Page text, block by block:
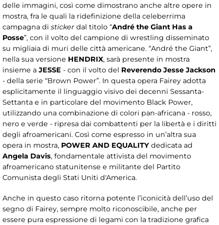
delle immagini, così come dimostrano anche altre opere in
mostra, fra le quali la ridefinizione della celeberrima
campagna di sticker dal titolo “André the Giant Has a
Posse”, con il volto del campione di wrestling disseminato
su migliaia di muri delle città americane. “André the Giant”,
nella sua versione HENDRIX, sarà presente in mostra
insieme a JESSE - con il volto del Reverendo Jesse Jackson
- della serie “Brown Power”. In questa opera Fairey adotta
esplicitamente il linguaggio visivo dei decenni Sessanta-
Settanta e in particolare del movimento Black Power,
utilizzando una combinazione di colori pan-africana - rosso,
nero e verde - ripresa dai combattenti per la libertà e i diritti
degli afroamericani. Così come espresso in un’altra sua
opera in mostra, POWER AND EQUALITY dedicata ad
Angela Davis, fondamentale attivista del movimento
afroamericano statunitense e militante del Partito
Comunista degli Stati Uniti d'America.
Anche in questo caso ritorna potente l’iconicità dell’uso del
segno di Fairey, sempre molto riconoscibile, anche per
essere pura espressione di legami con la tradizione grafica